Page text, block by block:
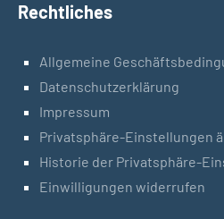
Rechtliches
Allgemeine
Datenschutzerklärung
Impressum
Privatsphäre-Einstellungen
Historie der Privatsphäre-
Einwilligungen widerrufen